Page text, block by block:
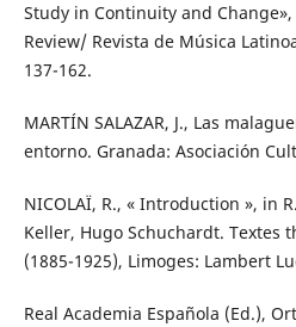
Study in Continuity and
Review/ Revista de Música
137-162.
MARTÍN SALAZAR, J., Las
entorno. Granada: Asociación
NICOLAÏ, R., « Introduction », in
Keller, Hugo Schuchardt. Textes
(1885-1925), Limoges: Lambert
Real Academia Española (Ed.),